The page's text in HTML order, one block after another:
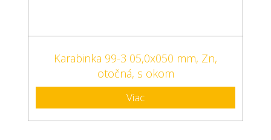
Karabinka 99-3 05,0x050 mm, Zn,
otočná, s okom
Viac